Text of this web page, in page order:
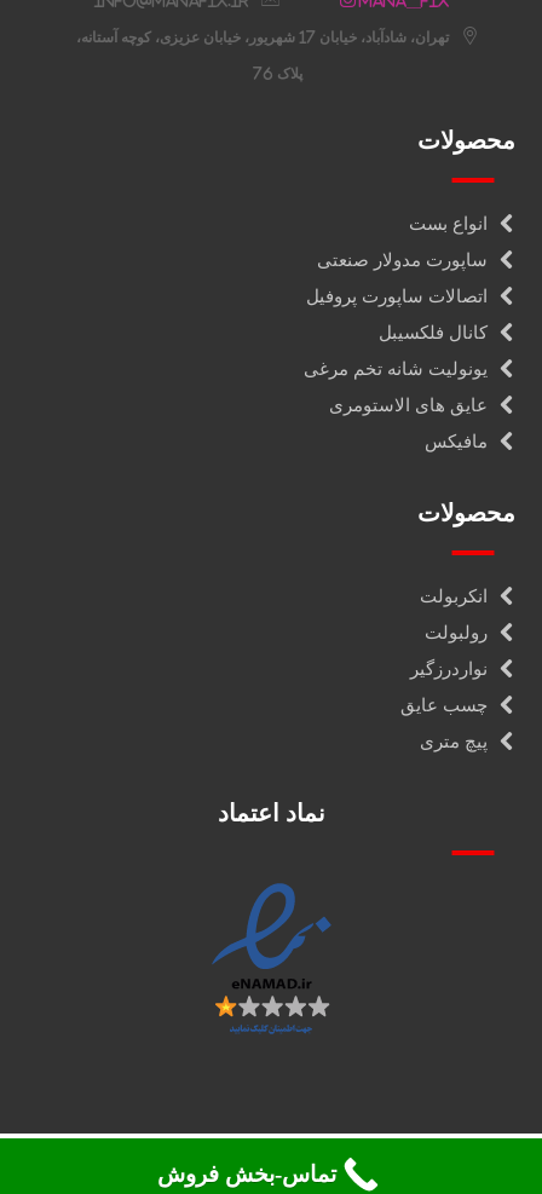
تهران، شادآباد، خیابان 17 شهریور، خیابان عزیزی، کوچه آستانه،
پلاک 76
محصولات
انواع بست
ساپورت مدولار صنعتی
اتصالات ساپورت پروفیل
کانال فلکسیبل
یونولیت شانه تخم مرغی
عایق های الاستومری
مافیکس
محصولات
انکربولت
رولبولت
نواردرزگیر
چسب عایق
پیچ متری
نماد اعتماد
تمامی حقوق 2026. محفوظ می باشد ©تماس-بخش فروش